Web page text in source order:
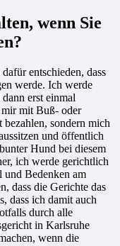
wenn Sie
entschieden, dass
werde. Ich werde
erst einmal
mir mit Buß- oder
sondern mich
und öffentlich
Hund bei diesem
ich werde gerichtlich
und Bedenken am
dass die Gerichte das
dass ich damit auch
durch alle
in Karlsruhe
wenn die